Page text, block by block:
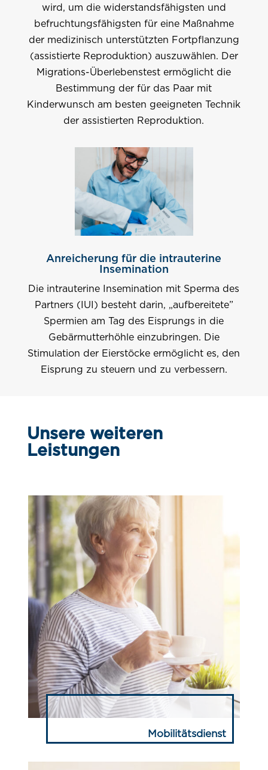
wird, um die widerstandsfähigsten und
befruchtungsfähigsten für eine Maßnahme
der medizinisch unterstützten Fortpflanzung
(assistierte Reproduktion) auszuwählen. Der
Migrations-Überlebenstest ermöglicht die
Bestimmung der für das Paar mit
Kinderwunsch am besten geeigneten Technik
der assistierten Reproduktion.
Anreicherung für die intrauterine
Insemination
Die intrauterine Insemination mit Sperma des
Partners (IUI) besteht darin, „aufbereitete”
Spermien am Tag des Eisprungs in die
Gebärmutterhöhle einzubringen. Die
Stimulation der Eierstöcke ermöglicht es, den
Eisprung zu steuern und zu verbessern.
Unsere weiteren
Leistungen
Mobilitätsdienst